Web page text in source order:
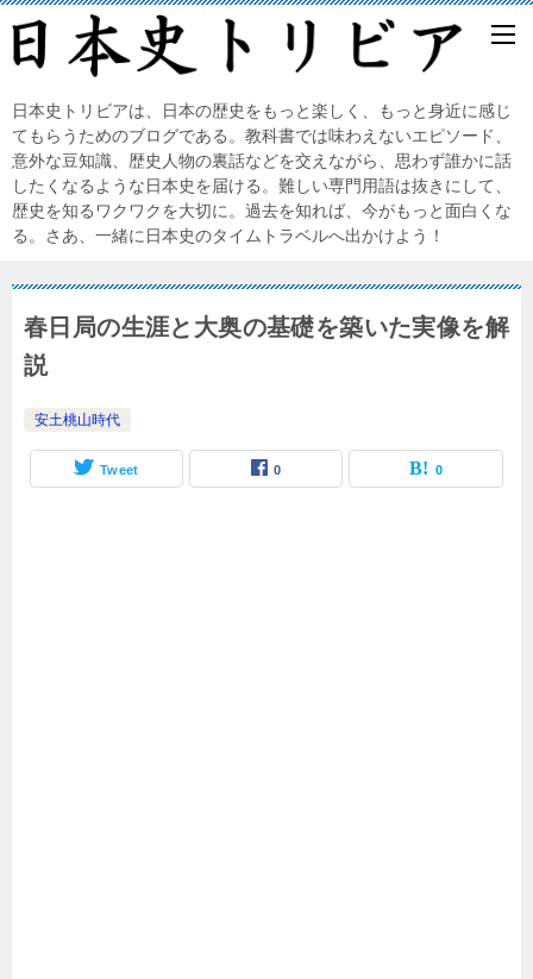
日本史トリビアは、日本の歴史をもっと楽しく、もっと身近に感じ
てもらうためのブログである。教科書では味わえないエピソード、
意外な豆知識、歴史人物の裏話などを交えながら、思わず誰かに話
したくなるような日本史を届ける。難しい専門用語は抜きにして、
歴史を知るワクワクを大切に。過去を知れば、今がもっと面白くな
る。さあ、一緒に日本史のタイムトラベルへ出かけよう！
春日局の生涯と大奥の基礎を築いた実像を解
説
安土桃山時代
Tweet 0 0